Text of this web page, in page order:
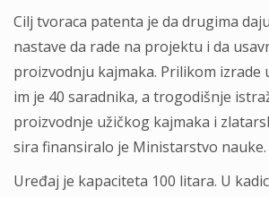
Cilj tvoraca patenta je da drugima
nastave da rade na projektu i da
proizvodnju kajmaka. Prilikom izrade
im je 40 saradnika, a trogodišnje
proizvodnje užičkog kajmaka i
sira finansiralo je Ministarstvo nauke.
Uređaj je kapaciteta 100 litara. U